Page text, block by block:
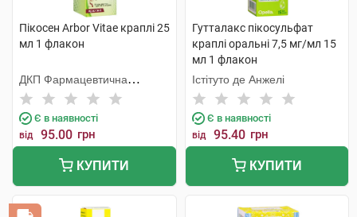
Пікосен Arbor Vitae краплі 25
мл 1 флакон
ДКП Фармацевтична
фабрика
Є в наявності
від 95.00 грн
КУПИТИ
Гутталакс пікосульфат
краплі оральні 7,5 мг/мл 15
мл 1 флакон
Істітуто де Анжелі
Є в наявності
від 95.40 грн
КУПИТИ